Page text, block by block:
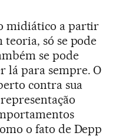
midiático a partir
teoria, só se pode
se pode
lá para sempre. O
contra sua
o fato de Depp